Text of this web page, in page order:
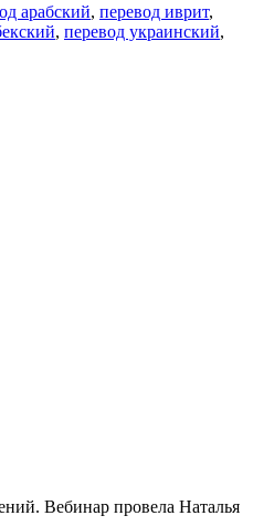
арабский, перевод иврит,
, перевод украинский,
Вебинар провела Наталья